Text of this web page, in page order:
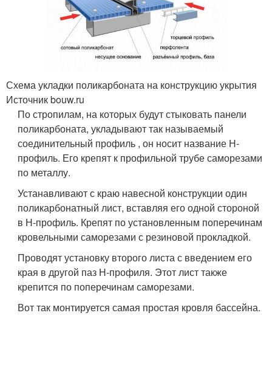
Схема укладки поликарбоната на конструкцию укрытия
Источник bouw.ru
По стропилам, на которых будут стыковать панели
поликарбоната, укладывают так называемый
соединительный профиль , он носит название Н-
профиль. Его крепят к профильной трубе саморезами
по металлу.
Устанавливают с краю навесной конструкции один
поликарбонатный лист, вставляя его одной стороной
в Н-профиль. Крепят по установленным поперечинам
кровельными саморезами с резиновой прокладкой.
Проводят установку второго листа с введением его
края в другой паз Н-профиля. Этот лист также
крепится по поперечинам саморезами.
Вот так монтируется самая простая кровля бассейна.